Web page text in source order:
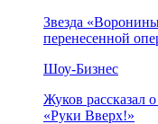
Звезда
перенесенной
Шоу-Бизнес
Жуков рассказал
«Руки Вверх!»